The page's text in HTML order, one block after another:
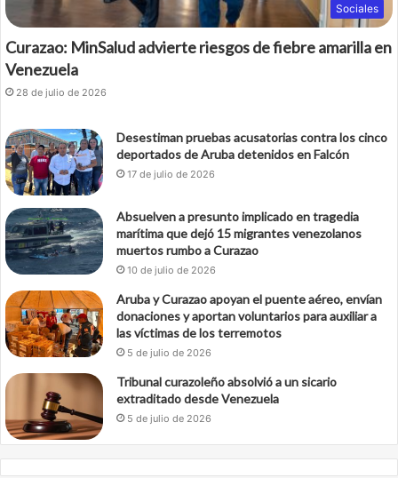
Sociales
Curazao: MinSalud advierte riesgos de fiebre amarilla en
Venezuela
28 de julio de 2026
Desestiman pruebas acusatorias contra los cinco
deportados de Aruba detenidos en Falcón
17 de julio de 2026
Absuelven a presunto implicado en tragedia
marítima que dejó 15 migrantes venezolanos
muertos rumbo a Curazao
10 de julio de 2026
Aruba y Curazao apoyan el puente aéreo, envían
donaciones y aportan voluntarios para auxiliar a
las víctimas de los terremotos
5 de julio de 2026
Tribunal curazoleño absolvió a un sicario
extraditado desde Venezuela
5 de julio de 2026